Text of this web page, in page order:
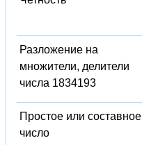
Разложение на
множители, делители
числа 1834193
Простое или составное
число